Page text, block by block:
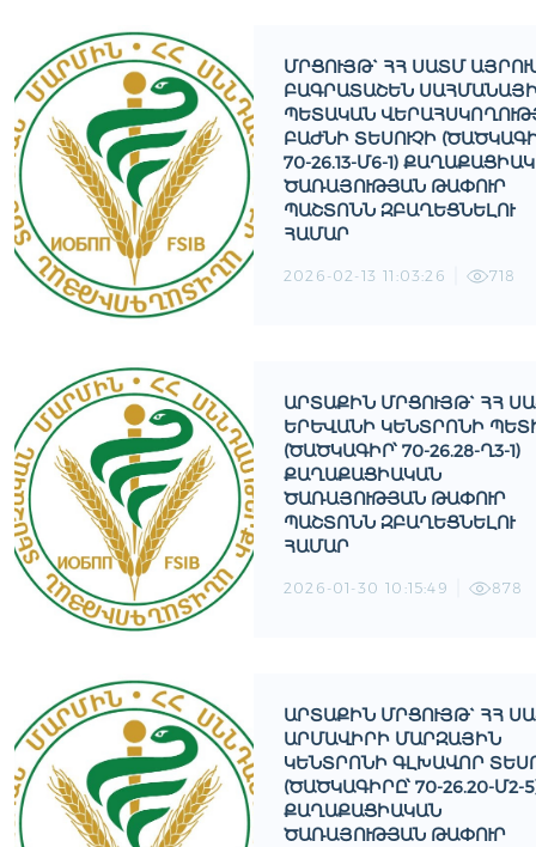
ՄՐՑՈՒՅԹ` ՀՀ ՍԱՏՄ
ԲԱԳՐԱՏԱՇԵՆ
ՊԵՏԱԿԱՆ
ԲԱԺՆԻ ՏԵՍՈՒՉԻ
70-26.13-Մ6-1)
ԾԱՌԱՅՈՒԹՅԱՆ ԹԱՓՈՒՐ
ՊԱՇՏՈՆՆ ԶԲԱՂԵՑՆԵԼՈՒ
ՀԱՄԱՐ
2026-02-13 11:03:26 718
ԱՐՏԱՔԻՆ ՄՐՑՈՒՅԹ` ՀՀ
ԵՐԵՎԱՆԻ ԿԵՆՏՐՈՆԻ
(ԾԱԾԿԱԳԻՐ՝ 70-26.28-Ղ3-1)
ՔԱՂԱՔԱՑԻԱԿԱՆ
ԾԱՌԱՅՈՒԹՅԱՆ ԹԱՓՈՒՐ
ՊԱՇՏՈՆՆ ԶԲԱՂԵՑՆԵԼՈՒ
ՀԱՄԱՐ
2026-01-30 10:15:49 878
ԱՐՏԱՔԻՆ ՄՐՑՈՒՅԹ` ՀՀ
ԱՐՄԱՎԻՐԻ ՄԱՐԶԱՅԻՆ
ԿԵՆՏՐՈՆԻ ԳԼԽԱՎՈՐ
(ԾԱԾԿԱԳԻՐԸ՝ 70-26.20-Մ2-
ՔԱՂԱՔԱՑԻԱԿԱՆ
ԾԱՌԱՅՈՒԹՅԱՆ ԹԱՓՈՒՐ